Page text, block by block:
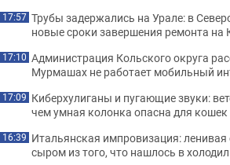
17:57 Трубы задержались на Урале: в
новые сроки завершения ремонта на
17:10 Администрация Кольского округа
Мурмашах не работает мобильный
17:09 Киберхулиганы и пугающие звуки:
чем умная колонка опасна для кошек
16:39 Итальянская импровизация:
сыром из того, что нашлось в